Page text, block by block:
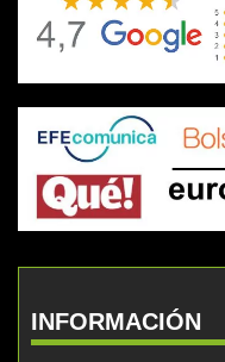
INFORMACIÓN